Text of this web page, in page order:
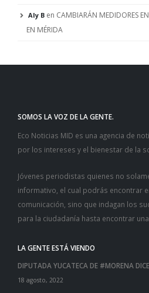
Aly B en CAMBIARÁN MEDIDORES
EN MÉRIDA
SOMOS LA VOZ DE LA GENTE.
Eco Noticias MID es una agencia de
por los intereses y el bienestar de la
Jóvenes periodistas quienes no
informativo, el cual podrás encontrar
comunicación, sino que indagan los
para la ciudadanía hasta encontrar
LA GENTE ESTÁ VIENDO
DIPUTADA YUCATECA DE #MORENA
18 agosto, 2022